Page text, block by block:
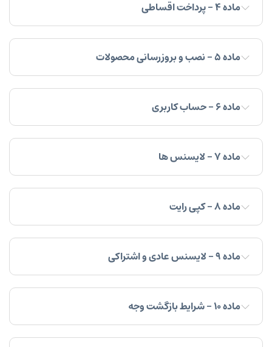
ماده ۴ - پرداخت اقساطی
ماده ۵ - نصب و بروزرسانی محصولات
ماده ۶ - حساب کاربری
ماده ۷ - لایسنس ها
ماده ۸ - کپی رایت
ماده ۹ - لایسنس عادی و اشتراکی
ماده ۱۰ - شرایط بازگشت وجه